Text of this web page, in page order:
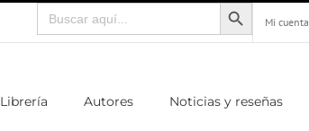
Buscar:
Mi cuenta
Librería Autores Noticias y reseñas